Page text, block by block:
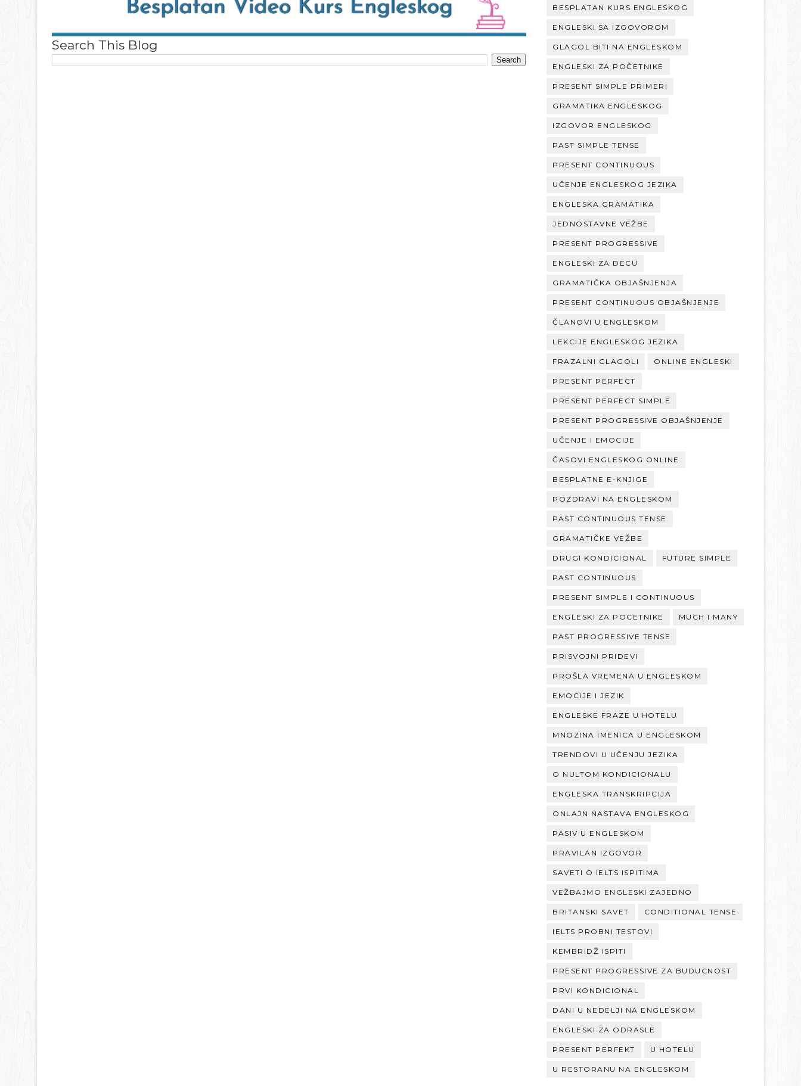
Search This Blog
BESPLATAN KURS ENGLESKOG
ENGLESKI SA IZGOVOROM
GLAGOL BITI NA ENGLESKOM
ENGLESKI ZA POČETNIKE
PRESENT SIMPLE PRIMERI
GRAMATIKA ENGLESKOG
IZGOVOR ENGLESKOG
PAST SIMPLE TENSE
PRESENT CONTINUOUS
UČENJE ENGLESKOG JEZIKA
ENGLESKA GRAMATIKA
JEDNOSTAVNE VEŽBE
PRESENT PROGRESSIVE
ENGLESKI ZA DECU
GRAMATIČKA OBJAŠNJENJA
PRESENT CONTINUOUS OBJAŠNJENJE
ČLANOVI U ENGLESKOM
LEKCIJE ENGLESKOG JEZIKA
FRAZALNI GLAGOLI ONLINE ENGLESKI
PRESENT PERFECT
PRESENT PERFECT SIMPLE
PRESENT PROGRESSIVE OBJAŠNJENJE
UČENJE I EMOCIJE
ČASOVI ENGLESKOG ONLINE
BESPLATNE E-KNJIGE
POZDRAVI NA ENGLESKOM
PAST CONTINUOUS TENSE
GRAMATIČKE VEŽBE
DRUGI KONDICIONAL FUTURE SIMPLE
PAST CONTINUOUS
PRESENT SIMPLE I CONTINUOUS
ENGLESKI ZA POCETNIKE MUCH I MANY
PAST PROGRESSIVE TENSE
PRISVOJNI PRIDEVI
PROŠLA VREMENA U ENGLESKOM
EMOCIJE I JEZIK
ENGLESKE FRAZE U HOTELU
MNOZINA IMENICA U ENGLESKOM
TRENDOVI U UČENJU JEZIKA
O NULTOM KONDICIONALU
ENGLESKA TRANSKRIPCIJA
ONLAJN NASTAVA ENGLESKOG
PASIV U ENGLESKOM
PRAVILAN IZGOVOR
SAVETI O IELTS ISPITIMA
VEŽBAJMO ENGLESKI ZAJEDNO
BRITANSKI SAVET CONDITIONAL TENSE
IELTS PROBNI TESTOVI
KEMBRIDŽ ISPITI
PRESENT PROGRESSIVE ZA BUDUCNOST
PRVI KONDICIONAL
DANI U NEDELJI NA ENGLESKOM
ENGLESKI ZA ODRASLE
PRESENT PERFEKT U HOTELU
U RESTORANU NA ENGLESKOM